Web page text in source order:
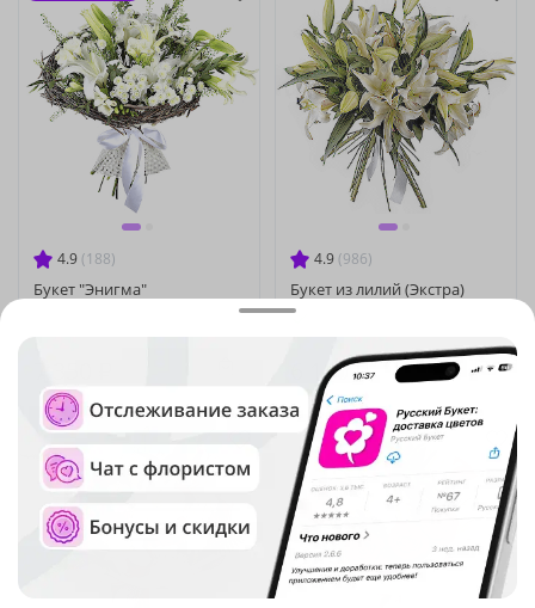
4.9 (188)
Букет "Энигма"
4.9 (986)
Букет из лилий (Экстра)
6 100 ₽
Хит продаж